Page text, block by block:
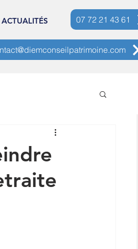
ACTUALITÉS 07 72 21 43 61